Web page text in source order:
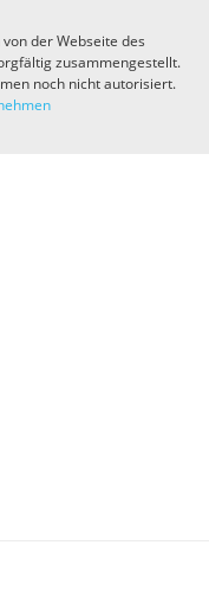
der Webseite des
zusammengestellt.
noch nicht autorisiert.